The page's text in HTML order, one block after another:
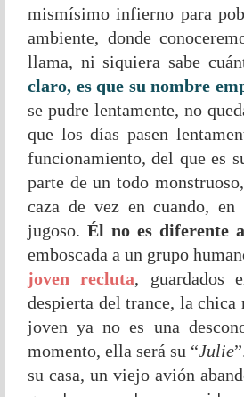
mismísimo infierno para
ambiente, donde
llama, ni siquiera sabe
claro, es que su nombre
se pudre lentamente, no
que los días pasen
funcionamiento, del que es
parte de un todo
caza de vez en cuando,
jugoso.Él no es diferente
emboscada a un grupo
joven recluta, guardados
despierta del trance, la chica
joven ya no es una
momento, ella será su “Julie
su casa, un viejo avión